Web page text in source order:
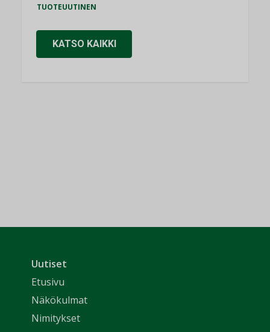
TUOTEUUTINEN
KATSO KAIKKI
Uutiset
Etusivu
Näkökulmat
Nimitykset